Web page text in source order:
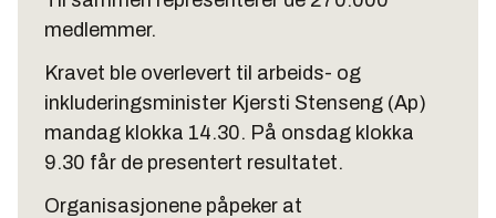
medlemmer.
Kravet ble overlevert til arbeids- og
inkluderingsminister Kjersti Stenseng (Ap)
mandag klokka 14.30. På onsdag klokka
9.30 får de presentert resultatet.
Organisasjonene påpeker at